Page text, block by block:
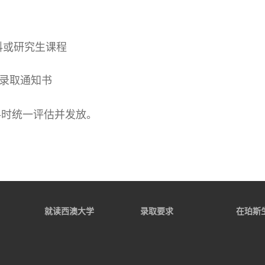
研究生课程
取通知书
统一评估并发放。
就读西澳大学 录取要求 在珀斯